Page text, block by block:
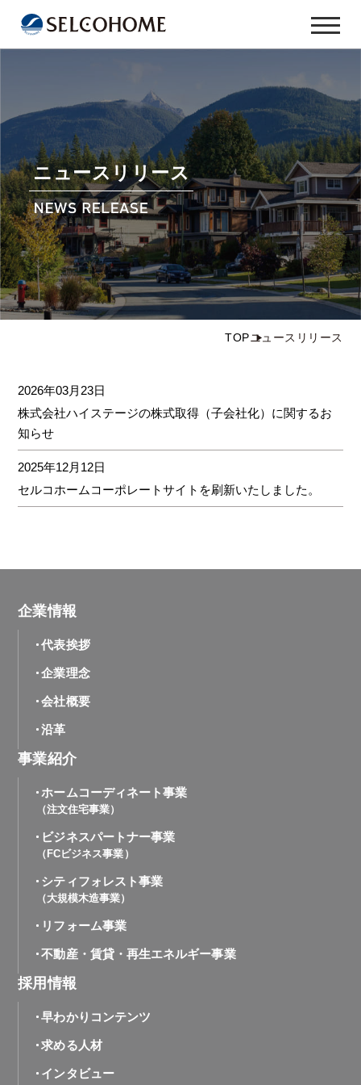
ニュースリリース
TOPニュースリリース
2026年03月23日
株式会社ハイステージの株式取得（子会社化）に関するお
知らせ
2025年12月12日
セルコホームコーポレートサイトを刷新いたしました。
企業情報
代表挨拶
企業理念
会社概要
沿革
事業紹介
ホームコーディネート事業
（注文住宅事業）
ビジネスパートナー事業
（FCビジネス事業）
シティフォレスト事業
（大規模木造事業）
リフォーム事業
不動産・賃貸・再生エネルギー事業
採用情報
早わかりコンテンツ
求める人材
インタビュー